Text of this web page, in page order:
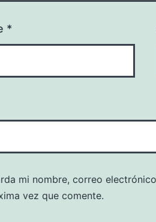
*
mi nombre, correo
vez que comente.